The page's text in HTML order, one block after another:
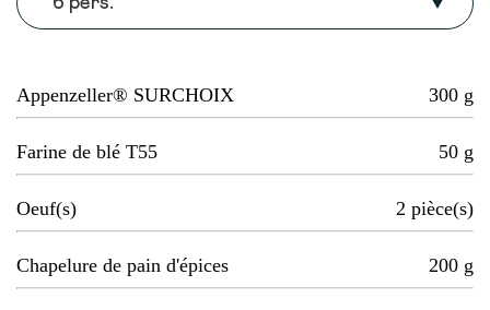
Appenzeller® SURCHOIX 300 g
Farine de blé T55 50 g
Oeuf(s) 2 pièce(s)
Chapelure de pain d'épices 200 g